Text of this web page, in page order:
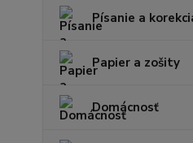
Písanie a
Papier a zošity
Domácnosť